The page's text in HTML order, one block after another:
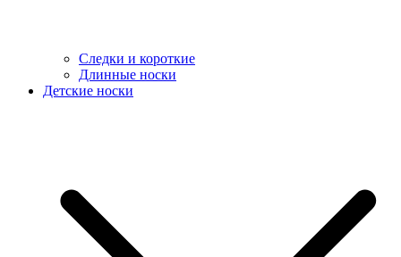
Следки и короткие
Длинные носки
Детские носки